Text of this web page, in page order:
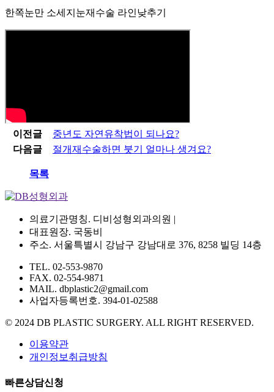
한쪽눈만 소세지눈재수술 라인낮추기
이전글
중년도 자연유착법이 되나요?
다음글
절개재수술하면 붓기 얼마나 생겨요?
목록
의료기관명칭. 디비성형외과의원 |
대표원장. 국동비
주소. 서울특별시 강남구 강남대로 376, 8258 빌딩 14층
TEL. 02-553-9870
FAX. 02-554-9871
MAIL. dbplastic2@gmail.com
사업자등록번호. 394-01-02588
© 2024 DB PLASTIC SURGERY. ALL RIGHT RESERVED.
이용약관
개인정보취급방침
빠른상담신청